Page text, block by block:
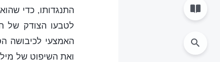
התנגדותו, כדי
לטבעו הצודק של
האמצעי לכיבושה
ואת השיפוט של